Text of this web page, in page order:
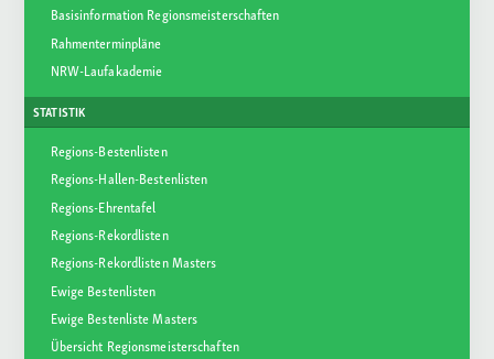
Basisinformation Regionsmeisterschaften
Rahmenterminpläne
NRW-Laufakademie
STATISTIK
Regions-Bestenlisten
Regions-Hallen-Bestenlisten
Regions-Ehrentafel
Regions-Rekordlisten
Regions-Rekordlisten Masters
Ewige Bestenlisten
Ewige Bestenliste Masters
Übersicht Regionsmeisterschaften